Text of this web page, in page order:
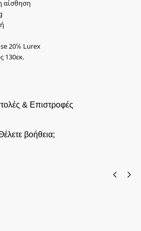
& Επιστροφές
βοήθεια;
αίσθηση
20℅ Lurex
130εκ.